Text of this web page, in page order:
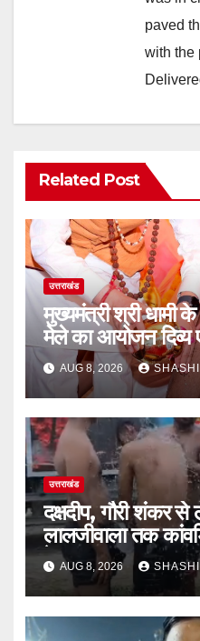
paved
with the
Related Post
उत्तराखंड
मुख्यमंत्री श्री
मेले का आयोजन दिव्य
AUG 8, 2026
उत्तराखंड
दक्षदीप, गौरी शंकर
लालजीवाला तक
पेयजल व्यवस्था
AUG 8, 2026